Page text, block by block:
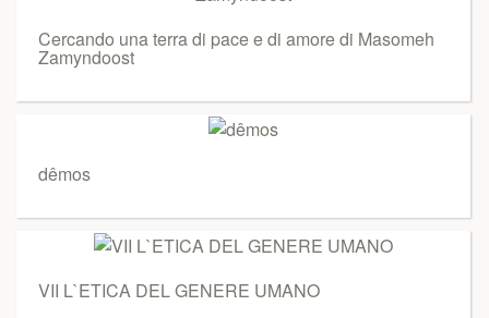
Cercando una terra di pace e di amore di Masomeh
Zamyndoost
dêmos
VII L`ETICA DEL GENERE UMANO